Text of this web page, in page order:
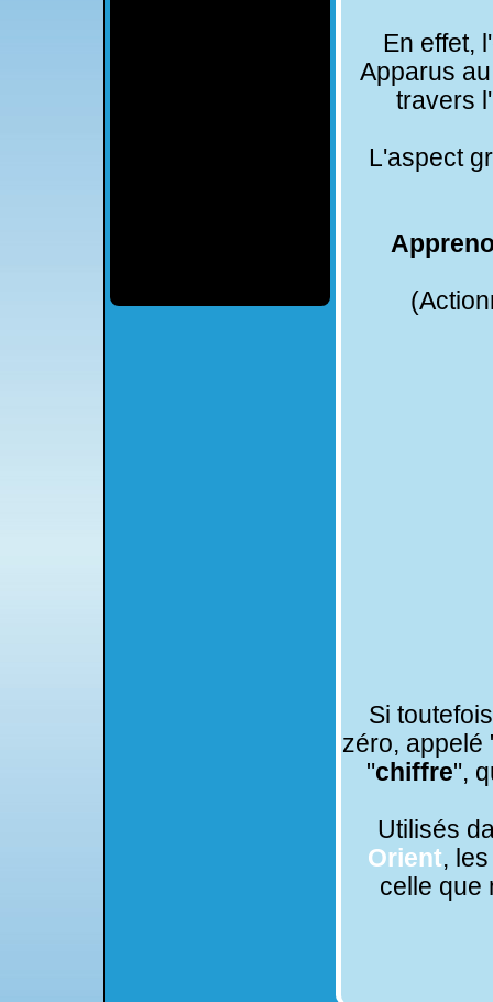
En effet,
Apparus
travers
L'aspect
Si
zéro, appelé
"chiffre",
Utilisés
Orient,
celle que